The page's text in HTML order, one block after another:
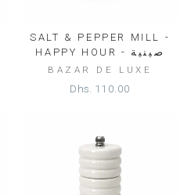
SALT & PEPPER MILL -
HAPPY HOUR - صينية
BAZAR DE LUXE
Dhs. 110.00